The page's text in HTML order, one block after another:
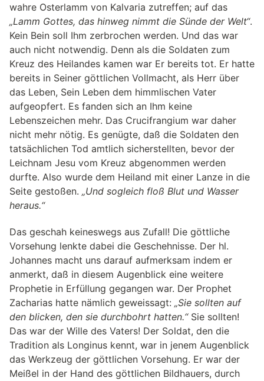
wahre Osterlamm von Kalvaria zutreffen; auf das
„Lamm Gottes, das hinweg nimmt die Sünde der Welt“.
Kein Bein soll Ihm zerbrochen werden. Und das war
auch nicht notwendig. Denn als die Soldaten zum
Kreuz des Heilandes kamen war Er bereits tot. Er hatte
bereits in Seiner göttlichen Vollmacht, als Herr über
das Leben, Sein Leben dem himmlischen Vater
aufgeopfert. Es fanden sich an Ihm keine
Lebenszeichen mehr. Das Crucifrangium war daher
nicht mehr nötig. Es genügte, daß die Soldaten den
tatsächlichen Tod amtlich sicherstellten, bevor der
Leichnam Jesu vom Kreuz abgenommen werden
durfte. Also wurde dem Heiland mit einer Lanze in die
Seite gestoßen. „Und sogleich floß Blut und Wasser
heraus.“
Das geschah keineswegs aus Zufall! Die göttliche
Vorsehung lenkte dabei die Geschehnisse. Der hl.
Johannes macht uns darauf aufmerksam indem er
anmerkt, daß in diesem Augenblick eine weitere
Prophetie in Erfüllung gegangen war. Der Prophet
Zacharias hatte nämlich geweissagt: „Sie sollten auf
den blicken, den sie durchbohrt hatten.“Sie sollten!
Das war der Wille des Vaters! Der Soldat, den die
Tradition als Longinus kennt, war in jenem Augenblick
das Werkzeug der göttlichen Vorsehung. Er war der
Meißel in der Hand des göttlichen Bildhauers, durch